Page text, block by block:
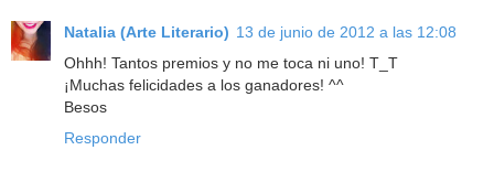
Natalia (Arte Literario) 13 de junio de 2012 a las 12:08
Ohhh! Tantos premios y no me toca ni uno! T_T
¡Muchas felicidades a los ganadores! ^^
Besos
Responder